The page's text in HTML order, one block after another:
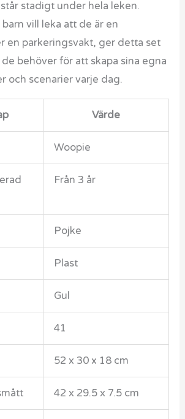
stadigt under hela leken.
vill leka att de är en
en parkeringsvakt, ger detta set
behöver för att skapa sina egna
och scenarier varje dag.
Värde
Woopie
Från 3 år
Pojke
Plast
Gul
41
52 x 30 x 18 cm
42 x 29.5 x 7.5 cm